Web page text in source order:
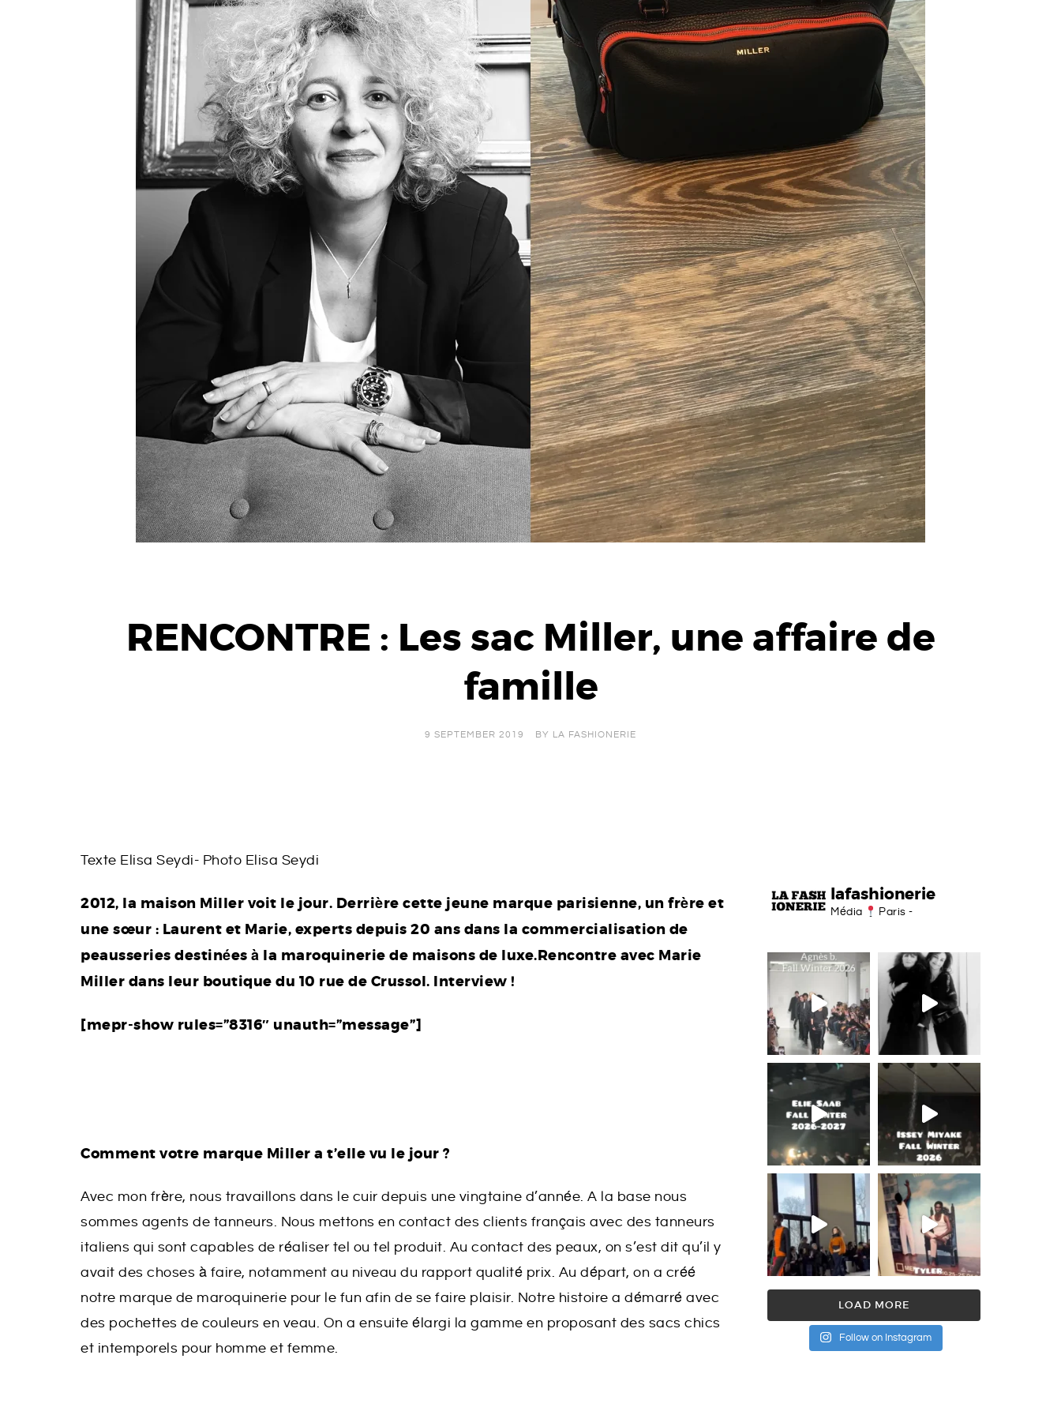
RENCONTRE : Les sac Miller, une affaire de
famille
9 SEPTEMBER 2019 BY LA FASHIONERIE
Texte Elisa Seydi- Photo Elisa Seydi
2012, la maison Miller voit le jour. Derrière cette jeune marque parisienne, un frère et
une sœur : Laurent et Marie, experts depuis 20 ans dans la commercialisation de
peausseries destinées à la maroquinerie de maisons de luxe.Rencontre avec Marie
Miller dans leur boutique du 10 rue de Crussol. Interview !
[mepr-show rules=”8316″ unauth=”message”]
Comment votre marque Miller a t’elle vu le jour ?
Avec mon frère, nous travaillons dans le cuir depuis une vingtaine d’année. A la base nous
sommes agents de tanneurs. Nous mettons en contact des clients français avec des tanneurs
italiens qui sont capables de réaliser tel ou tel produit. Au contact des peaux, on s’est dit qu’il y
avait des choses à faire, notamment au niveau du rapport qualité prix. Au départ, on a créé
notre marque de maroquinerie pour le fun afin de se faire plaisir. Notre histoire a démarré avec
des pochettes de couleurs en veau. On a ensuite élargi la gamme en proposant des sacs chics
et intemporels pour homme et femme.
lafashionerie
Média Paris -
LOAD MORE
Follow on Instagram